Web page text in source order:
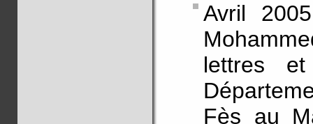
Avril
lettres
Fès au